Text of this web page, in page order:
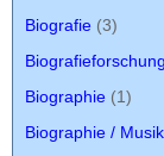
Biografie (3)
Biografieforschung
Biographie (1)
Biographie /